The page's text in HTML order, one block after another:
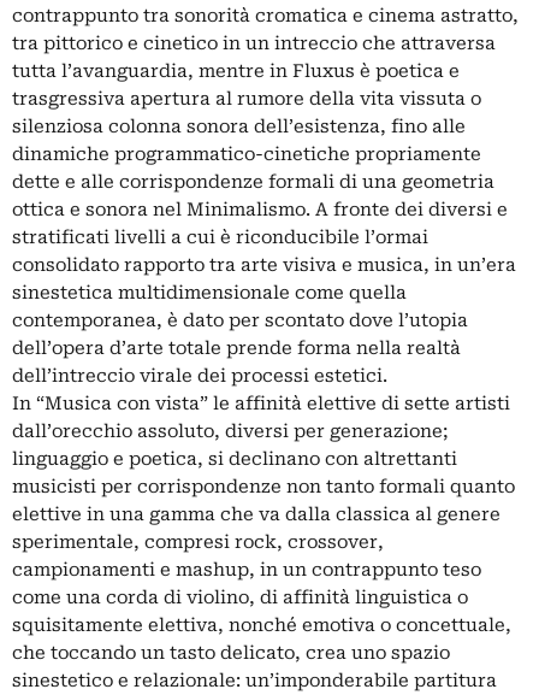
contrappunto tra sonorità cromatica e cinema astratto,
tra pittorico e cinetico in un intreccio che attraversa
tutta l’avanguardia, mentre in Fluxus è poetica e
trasgressiva apertura al rumore della vita vissuta o
silenziosa colonna sonora dell’esistenza, fino alle
dinamiche programmatico-cinetiche propriamente
dette e alle corrispondenze formali di una geometria
ottica e sonora nel Minimalismo. A fronte dei diversi e
stratificati livelli a cui è riconducibile l’ormai
consolidato rapporto tra arte visiva e musica, in un’era
sinestetica multidimensionale come quella
contemporanea, è dato per scontato dove l’utopia
dell’opera d’arte totale prende forma nella realtà
dell’intreccio virale dei processi estetici.
In “Musica con vista” le affinità elettive di sette artisti
dall’orecchio assoluto, diversi per generazione;
linguaggio e poetica, si declinano con altrettanti
musicisti per corrispondenze non tanto formali quanto
elettive in una gamma che va dalla classica al genere
sperimentale, compresi rock, crossover,
campionamenti e mashup, in un contrappunto teso
come una corda di violino, di affinità linguistica o
squisitamente elettiva, nonché emotiva o concettuale,
che toccando un tasto delicato, crea uno spazio
sinestetico e relazionale: un’imponderabile partitura